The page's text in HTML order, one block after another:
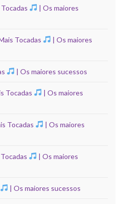
| Os maiores
Tocadas
| Os maiores
| Os maiores sucessos
Tocadas
| Os maiores
Tocadas
| Os maiores
| Os maiores
| Os maiores sucessos